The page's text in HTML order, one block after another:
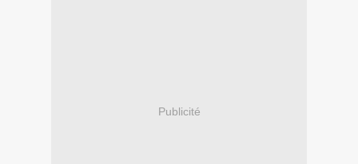
Publicité